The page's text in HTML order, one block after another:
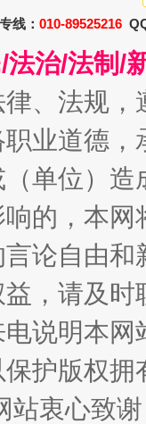
一
线： 010-89525216
治/法制/
、法规
业道德
单位）
的，本
论自由
，请及
说明本
护版权
站衷心致